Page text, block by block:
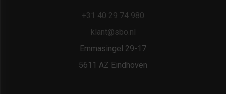
+31 40 29 74 980
klant@sbo.nl
Emmasingel 29-17
5611 AZ Eindhoven